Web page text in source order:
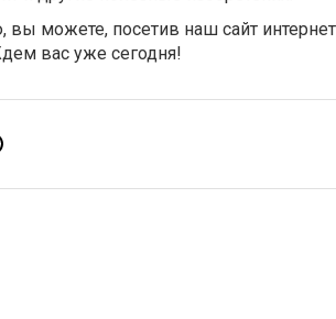
можете, посетив наш сайт
вас уже сегодня!